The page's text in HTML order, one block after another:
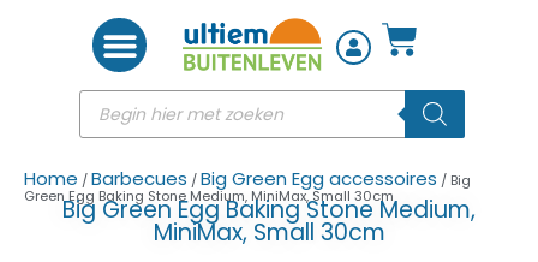
Home /Barbecues /Big Green Egg accessoires / Big
Green Egg Baking Stone Medium, MiniMax, Small 30cm
Big Green Egg Baking Stone Medium,
MiniMax, Small 30cm